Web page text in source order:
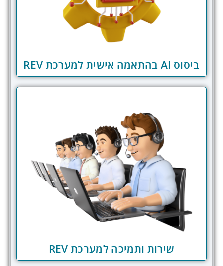
ביסוס AI בהתאמה אישית למערכת REV
שירות ותמיכה למערכת REV